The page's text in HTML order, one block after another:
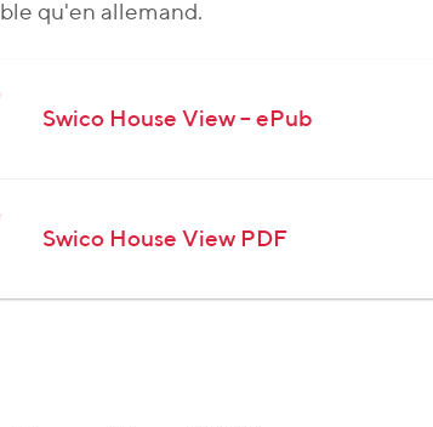
qu'en allemand.
Swico House View – ePub
Swico House View PDF